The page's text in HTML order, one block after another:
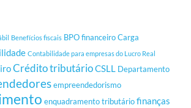
Benefícios fiscais BPO financeiroCarga
Contabilidade para empresas do Lucro Real
Crédito tributárioCSLL Departamento
empreendedorismo
enquadramento tributáriofinanças